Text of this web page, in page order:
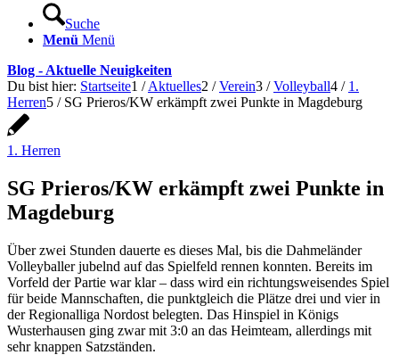
Suche
Menü Menü
Blog - Aktuelle Neuigkeiten
Du bist hier: Startseite1 / Aktuelles2 / Verein3 / Volleyball4 / 1.
Herren5 / SG Prieros/KW erkämpft zwei Punkte in Magdeburg
1. Herren
SG Prieros/KW erkämpft zwei Punkte in
Magdeburg
Über zwei Stunden dauerte es dieses Mal, bis die Dahmeländer
Volleyballer jubelnd auf das Spielfeld rennen konnten. Bereits im
Vorfeld der Partie war klar – dass wird ein richtungsweisendes Spiel
für beide Mannschaften, die punktgleich die Plätze drei und vier in
der Regionalliga Nordost belegten. Das Hinspiel in Königs
Wusterhausen ging zwar mit 3:0 an das Heimteam, allerdings mit
sehr knappen Satzständen.